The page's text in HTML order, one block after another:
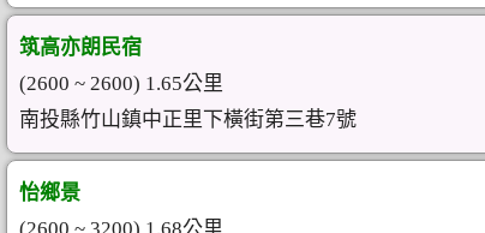
筑高亦朗民宿
(2600 ~ 2600) 1.65公里
南投縣竹山鎮中正里下橫街第三巷7號
怡鄉景